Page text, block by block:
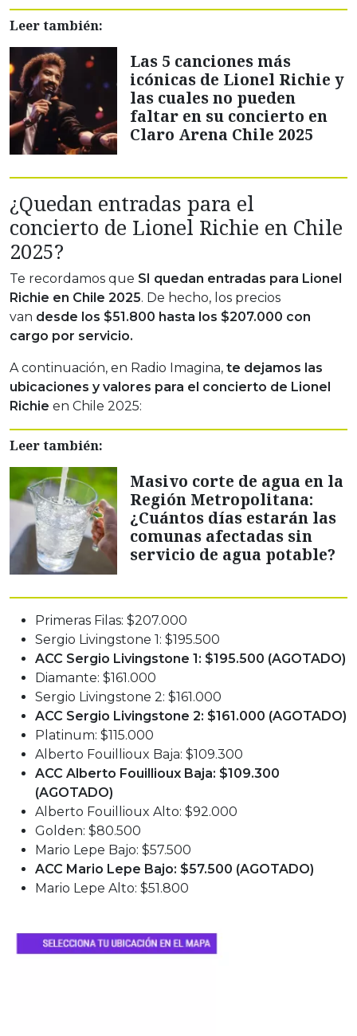
Leer también:
Las 5 canciones más
icónicas de Lionel Richie y
las cuales no pueden
faltar en su concierto en
Claro Arena Chile 2025
¿Quedan entradas para el
concierto de Lionel Richie en Chile
2025?
Te recordamos que SI quedan entradas para Lionel
Richie en Chile 2025. De hecho, los precios
van desde los $51.800 hasta los $207.000 con
cargo por servicio.
A continuación, en Radio Imagina, te dejamos las
ubicaciones y valores para el concierto de Lionel
Richie en Chile 2025:
Leer también:
Masivo corte de agua en la
Región Metropolitana:
¿Cuántos días estarán las
comunas afectadas sin
servicio de agua potable?
Primeras Filas: $207.000
Sergio Livingstone 1: $195.500
ACC Sergio Livingstone 1: $195.500 (AGOTADO)
Diamante: $161.000
Sergio Livingstone 2: $161.000
ACC Sergio Livingstone 2: $161.000 (AGOTADO)
Platinum: $115.000
Alberto Fouillioux Baja: $109.300
ACC Alberto Fouillioux Baja: $109.300
(AGOTADO)
Alberto Fouillioux Alto: $92.000
Golden: $80.500
Mario Lepe Bajo: $57.500
ACC Mario Lepe Bajo: $57.500 (AGOTADO)
Mario Lepe Alto: $51.800